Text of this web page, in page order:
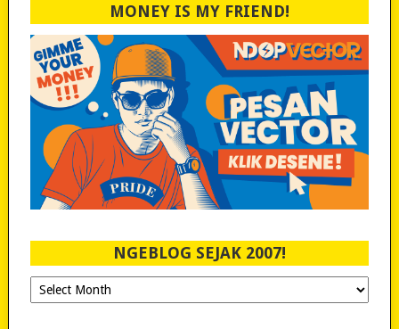
MONEY IS MY FRIEND!
NGEBLOG SEJAK 2007!
Ngeblog
Sejak